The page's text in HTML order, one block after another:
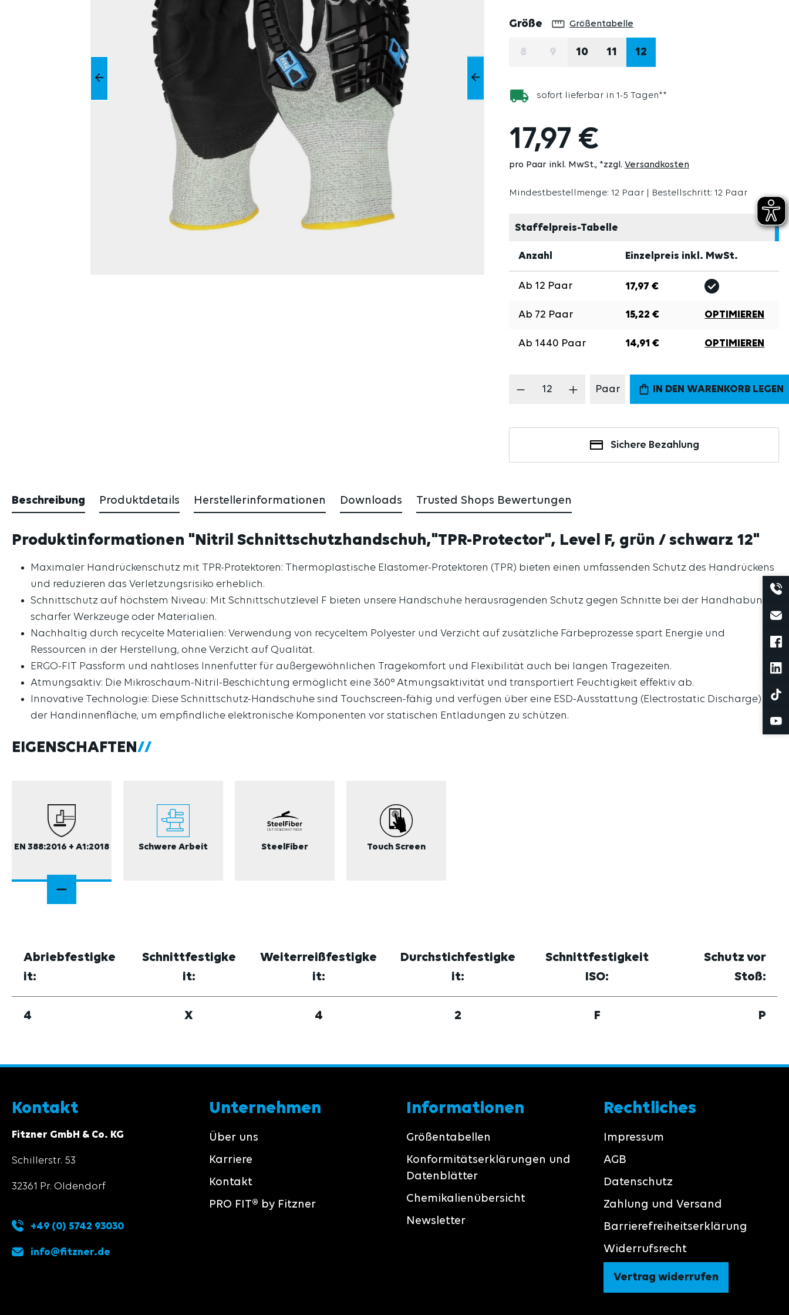
Größeauswählen
Größentabelle
8 9 10 11 12
sofort lieferbar in 1-5 Tagen**
17,97 €
pro Paar inkl. MwSt. *zzgl. Versandkosten
Mindestbestellmenge: 12 Paar | Bestellschritt: 12 Paar
Staffelpreis-Tabelle
Anzahl Einzelpreis inkl. MwSt.
Ab 12 Paar 17,97 €
Ab 72 Paar 15,22 € OPTIMIEREN
Ab 1440 Paar 14,91 € OPTIMIEREN
Produkt Anzahl: Gib den gewünschten
Paar IN DEN WARENKORB LEGEN
Sichere Bezahlung
Beschreibung Produktdetails Herstellerinformationen Downloads Trusted Shops Bewertungen
Produktinformationen "Nitril Schnittschutzhandschuh,"TPR-Protector", Level F, grün / schwarz 12"
Maximaler Handrückenschutz mit TPR-Protektoren: Thermoplastische Elastomer-Protektoren (TPR) bieten einen umfassenden Schutz des Handrückens
und reduzieren das Verletzungsrisiko erheblich.
Schnittschutz auf höchstem Niveau: Mit Schnittschutzlevel F bieten unsere Handschuhe herausragenden Schutz gegen Schnitte bei der Handhabung
scharfer Werkzeuge oder Materialien.
Nachhaltig durch recycelte Materialien: Verwendung von recyceltem Polyester und Verzicht auf zusätzliche Färbeprozesse spart Energie und
Ressourcen in der Herstellung, ohne Verzicht auf Qualität.
ERGO-FIT Passform und nahtloses Innenfutter für außergewöhnlichen Tragekomfort und Flexibilität auch bei langen Tragezeiten.
Atmungsaktiv: Die Mikroschaum-Nitril-Beschichtung ermöglicht eine 360° Atmungsaktivität und transportiert Feuchtigkeit effektiv ab.
Innovative Technologie: Diese Schnittschutz-Handschuhe sind Touchscreen-fähig und verfügen über eine ESD-Ausstattung (Electrostatic Discharge) an
der Handinnenfläche, um empfindliche elektronische Komponenten vor statischen Entladungen zu schützen.
EIGENSCHAFTEN
EN 388:2016 + A1:2018 Schwere Arbeit SteelFiber Touch Screen
Abriebfestigke
it:
Schnittfestigke
it:
Weiterreißfestigke
it:
Durchstichfestigke
it:
Schnittfestigkeit
ISO:
Schutz vor
Stoß:
4 X 4 2 F P
Kontakt
Fitzner GmbH & Co. KG
Schillerstr. 53
32361 Pr. Oldendorf
+49 (0) 5742 93030
info@fitzner.de
Unternehmen
Über uns
Karriere
Kontakt
PRO FIT® by Fitzner
Informationen
Größentabellen
Konformitätserklärungen und
Datenblätter
Chemikalienübersicht
Newsletter
Rechtliches
Impressum
AGB
Datenschutz
Zahlung und Versand
Barrierefreiheitserklärung
Widerrufsrecht
Vertrag widerrufen